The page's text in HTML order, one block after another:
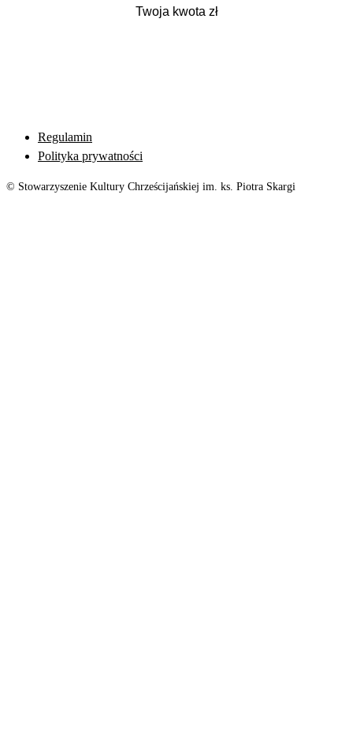
Regulamin
Polityka prywatności
© Stowarzyszenie Kultury Chrześcijańskiej im. ks. Piotra Skargi